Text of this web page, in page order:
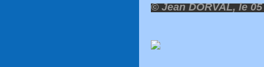
© Jean DORVAL, le